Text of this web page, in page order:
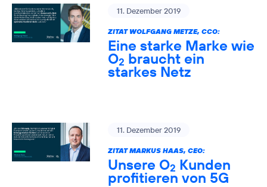
11. Dezember 2019
ZITAT WOLFGANG METZE, CCO:
Eine starke Marke wie
O2 braucht ein
starkes Netz
11. Dezember 2019
ZITAT MARKUS HAAS, CEO:
Unsere O2 Kunden
profitieren von 5G